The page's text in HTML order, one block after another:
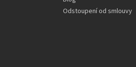
Odstoupení od smlouvy